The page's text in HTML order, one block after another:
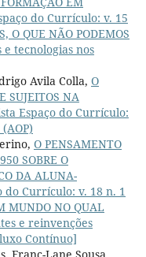
do Currículo: v. 15
O QUE NÃO PODEMOS
e tecnologias nos
Avila Colla, O
SUJEITOS NA
Espaço do Currículo:
O PENSAMENTO
SOBRE O
DA ALUNA-
do Currículo: v. 18 n. 1
MUNDO NO QUAL
e reinvenções
Contínuo]